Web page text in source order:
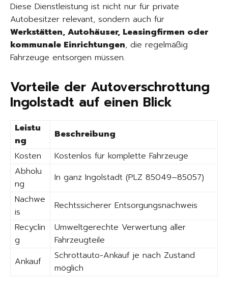
Diese Dienstleistung ist nicht nur für private
Autobesitzer relevant, sondern auch für
Werkstätten, Autohäuser, Leasingfirmen oder
kommunale Einrichtungen, die regelmäßig
Fahrzeuge entsorgen müssen.
Vorteile der Autoverschrottung
Ingolstadt auf einen Blick
Leistu
ng
Beschreibung
Kosten
Kostenlos für komplette Fahrzeuge
Abholu
ng
In ganz Ingolstadt (PLZ 85049–85057)
Nachwe
is
Rechtssicherer Entsorgungsnachweis
Recyclin
g
Umweltgerechte Verwertung aller
Fahrzeugteile
Ankauf
Schrottauto-Ankauf je nach Zustand
möglich